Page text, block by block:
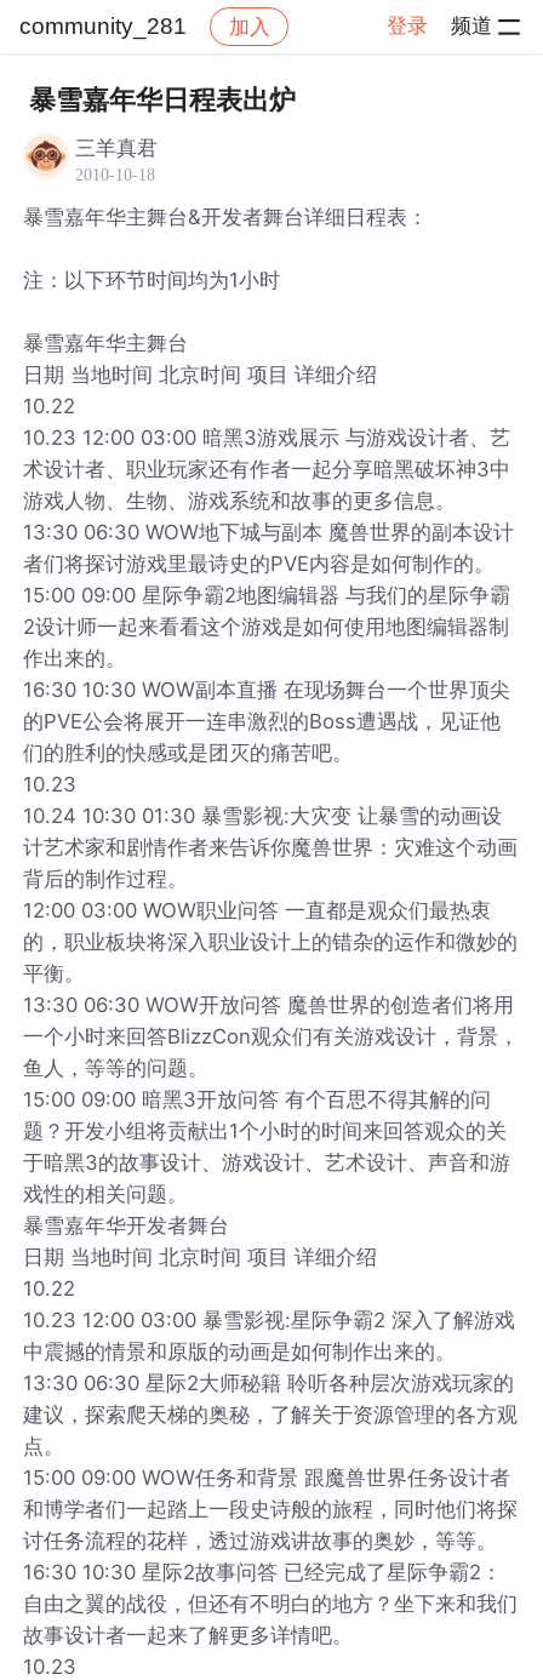
community_281 加入 登录 频道
社区 community_281 帖子详情
暴雪嘉年华日程表出炉
三羊真君
2010-10-18
暴雪嘉年华主舞台&开发者舞台详细日程表：
注：以下环节时间均为1小时
暴雪嘉年华主舞台
日期 当地时间 北京时间 项目 详细介绍
10.22
10.23 12:00 03:00 暗黑3游戏展示 与游戏设计者、艺
术设计者、职业玩家还有作者一起分享暗黑破坏神3中
游戏人物、生物、游戏系统和故事的更多信息。
13:30 06:30 WOW地下城与副本 魔兽世界的副本设计
者们将探讨游戏里最诗史的PVE内容是如何制作的。
15:00 09:00 星际争霸2地图编辑器 与我们的星际争霸
2设计师一起来看看这个游戏是如何使用地图编辑器制
作出来的。
16:30 10:30 WOW副本直播 在现场舞台一个世界顶尖
的PVE公会将展开一连串激烈的Boss遭遇战，见证他
们的胜利的快感或是团灭的痛苦吧。
10.23
10.24 10:30 01:30 暴雪影视:大灾变 让暴雪的动画设
计艺术家和剧情作者来告诉你魔兽世界：灾难这个动画
背后的制作过程。
12:00 03:00 WOW职业问答 一直都是观众们最热衷
的，职业板块将深入职业设计上的错杂的运作和微妙的
平衡。
13:30 06:30 WOW开放问答 魔兽世界的创造者们将用
一个小时来回答BlizzCon观众们有关游戏设计，背景，
鱼人，等等的问题。
15:00 09:00 暗黑3开放问答 有个百思不得其解的问
题？开发小组将贡献出1个小时的时间来回答观众的关
于暗黑3的故事设计、游戏设计、艺术设计、声音和游
戏性的相关问题。
暴雪嘉年华开发者舞台
日期 当地时间 北京时间 项目 详细介绍
10.22
10.23 12:00 03:00 暴雪影视:星际争霸2 深入了解游戏
中震撼的情景和原版的动画是如何制作出来的。
13:30 06:30 星际2大师秘籍 聆听各种层次游戏玩家的
建议，探索爬天梯的奥秘，了解关于资源管理的各方观
点。
15:00 09:00 WOW任务和背景 跟魔兽世界任务设计者
和博学者们一起踏上一段史诗般的旅程，同时他们将探
讨任务流程的花样，透过游戏讲故事的奥妙，等等。
16:30 10:30 星际2故事问答 已经完成了星际争霸2：
自由之翼的战役，但还有不明白的地方？坐下来和我们
故事设计者一起来了解更多详情吧。
10.23